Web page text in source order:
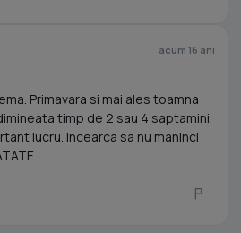
acum 16 ani
Primavara si mai ales toamna
timp de 2 sau 4 saptamini.
lucru. Incearca sa nu maninci